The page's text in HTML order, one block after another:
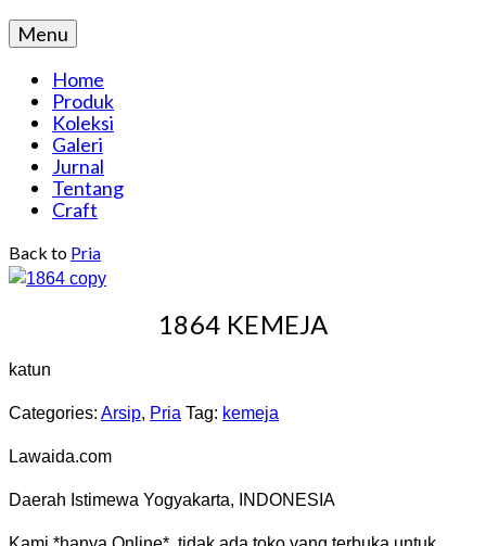
Menu
Home
Produk
Koleksi
Galeri
Jurnal
Tentang
Craft
Back to Pria
1864 KEMEJA
katun
Categories: Arsip, Pria Tag: kemeja
Lawaida.com
Daerah Istimewa Yogyakarta, INDONESIA